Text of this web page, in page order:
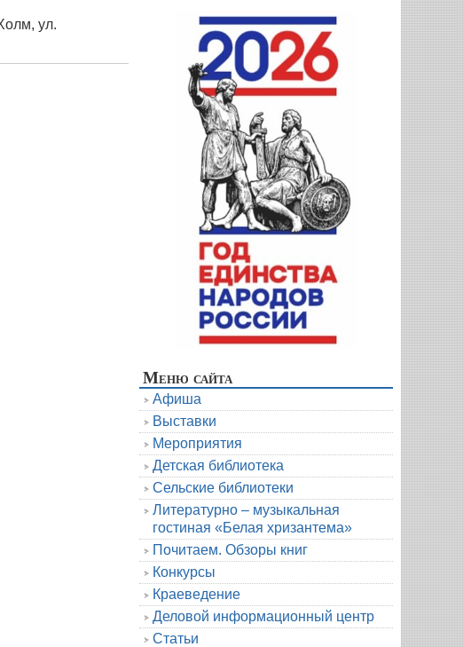
ул.
Меню сайта
Афиша
Выставки
Мероприятия
Детская библиотека
Сельские библиотеки
Литературно – музыкальная
гостиная «Белая хризантема»
Почитаем. Обзоры книг
Конкурсы
Краеведение
Деловой информационный центр
Статьи